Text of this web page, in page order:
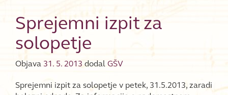
Sprejemni izpit za
solopetje
Objava 31. 5. 2013 dodal GŠV
Sprejemni izpit za solopetje v petek, 31.5.2013, zaradi